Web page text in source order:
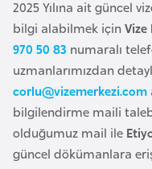
2025 Yılına ait güncel
bilgi alabilmek için
970 50 83 numaralı
uzmanlarımızdan
corlu@vizemerkezi.com
bilgilendirme maili
olduğumuz mail ile
güncel dökümanlara
m
h
u
r
i
y
e
t